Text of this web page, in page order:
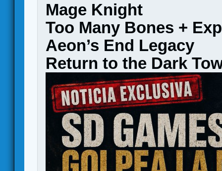
Mage Knight
Too Many Bones +
Aeon’s End Legacy
Return to the Dark